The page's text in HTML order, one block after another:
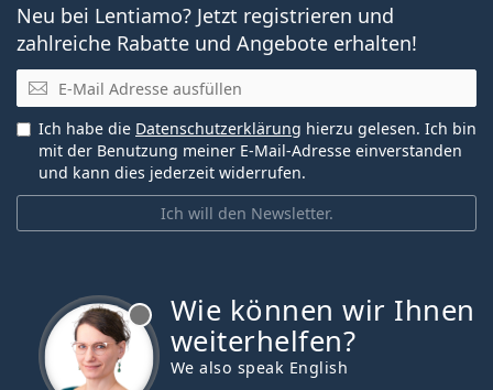
Neu bei Lentiamo? Jetzt registrieren und
zahlreiche Rabatte und Angebote erhalten!
E-Mail
Ich will den Newsletter.
Ich habe die Datenschutzerklärung hierzu gelesen. Ich bin
mit der Benutzung meiner E-Mail-Adresse einverstanden
und kann dies jederzeit widerrufen.
Wie können wir Ihnen
weiterhelfen?
We also speak English